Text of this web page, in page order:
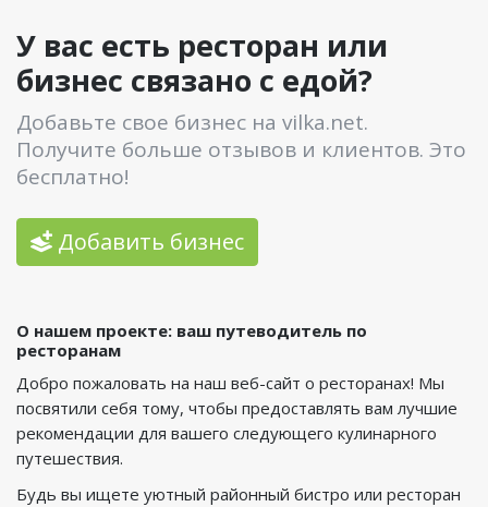
У вас есть ресторан или
бизнес связано с едой?
Добавьте свое бизнес на vilka.net.
Получите больше отзывов и клиентов. Это
бесплатно!
Добавить бизнес
О нашем проекте: ваш путеводитель по
ресторанам
Добро пожаловать на наш веб-сайт о ресторанах! Мы
посвятили себя тому, чтобы предоставлять вам лучшие
рекомендации для вашего следующего кулинарного
путешествия.
Будь вы ищете уютный районный бистро или ресторан